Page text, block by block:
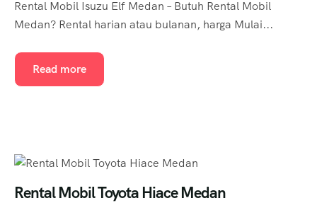
Rental Mobil Isuzu Elf Medan – Butuh Rental Mobil
Medan? Rental harian atau bulanan, harga Mulai...
Read more
Rental Mobil Toyota Hiace Medan